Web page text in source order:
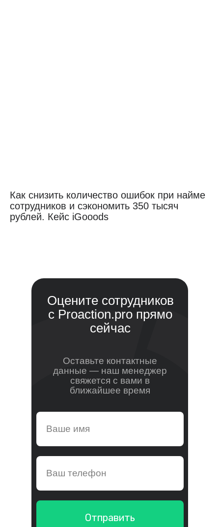
Как снизить количество ошибок при найме
сотрудников и сэкономить 350 тысяч
рублей. Кейс iGooods
Оставьте контактные
данные — наш менеджер
свяжется с вами в
ближайшее время
Оцените сотрудников
с Proaction.pro прямо
сейчас
Отправить